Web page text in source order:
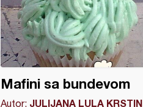
Mafini sa bundevom
Autor: JULIJANA LULA KRSTIN